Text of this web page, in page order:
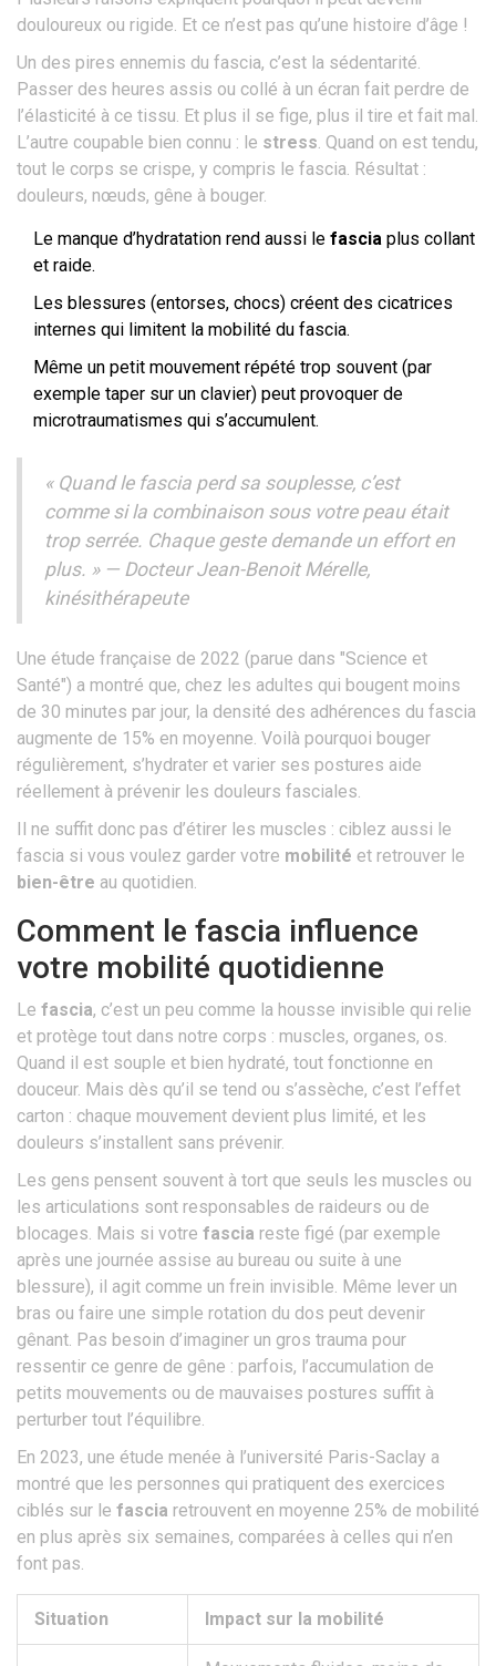
douloureux ou rigide. Et ce n’est pas qu’une histoire d’âge !
Un des pires ennemis du fascia, c’est la sédentarité.
Passer des heures assis ou collé à un écran fait perdre de
l’élasticité à ce tissu. Et plus il se fige, plus il tire et fait mal.
L’autre coupable bien connu : le stress. Quand on est tendu,
tout le corps se crispe, y compris le fascia. Résultat :
douleurs, nœuds, gêne à bouger.
Le manque d’hydratation rend aussi le fascia plus collant
et raide.
Les blessures (entorses, chocs) créent des cicatrices
internes qui limitent la mobilité du fascia.
Même un petit mouvement répété trop souvent (par
exemple taper sur un clavier) peut provoquer de
microtraumatismes qui s’accumulent.
« Quand le fascia perd sa souplesse, c’est
comme si la combinaison sous votre peau était
trop serrée. Chaque geste demande un effort en
plus. » — Docteur Jean-Benoit Mérelle,
kinésithérapeute
Une étude française de 2022 (parue dans "Science et
Santé") a montré que, chez les adultes qui bougent moins
de 30 minutes par jour, la densité des adhérences du fascia
augmente de 15% en moyenne. Voilà pourquoi bouger
régulièrement, s’hydrater et varier ses postures aide
réellement à prévenir les douleurs fasciales.
Il ne suffit donc pas d’étirer les muscles : ciblez aussi le
fascia si vous voulez garder votre mobilité et retrouver le
bien-être au quotidien.
Comment le fascia influence
votre mobilité quotidienne
Le fascia, c’est un peu comme la housse invisible qui relie
et protège tout dans notre corps : muscles, organes, os.
Quand il est souple et bien hydraté, tout fonctionne en
douceur. Mais dès qu’il se tend ou s’assèche, c’est l’effet
carton : chaque mouvement devient plus limité, et les
douleurs s’installent sans prévenir.
Les gens pensent souvent à tort que seuls les muscles ou
les articulations sont responsables de raideurs ou de
blocages. Mais si votre fascia reste figé (par exemple
après une journée assise au bureau ou suite à une
blessure), il agit comme un frein invisible. Même lever un
bras ou faire une simple rotation du dos peut devenir
gênant. Pas besoin d’imaginer un gros trauma pour
ressentir ce genre de gêne : parfois, l’accumulation de
petits mouvements ou de mauvaises postures suffit à
perturber tout l’équilibre.
En 2023, une étude menée à l’université Paris-Saclay a
montré que les personnes qui pratiquent des exercices
ciblés sur le fascia retrouvent en moyenne 25% de mobilité
en plus après six semaines, comparées à celles qui n’en
font pas.
Situation Impact sur la mobilité